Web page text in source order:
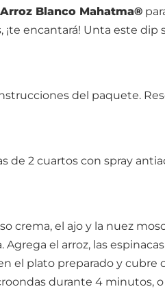
Arroz Blanco Mahatma®
¡te encantará! Unta este dip
del paquete.
de 2 cuartos con spray
crema, el ajo y la nuez
Agrega el arroz, las
el plato preparado y cubre
durante 4 minutos,